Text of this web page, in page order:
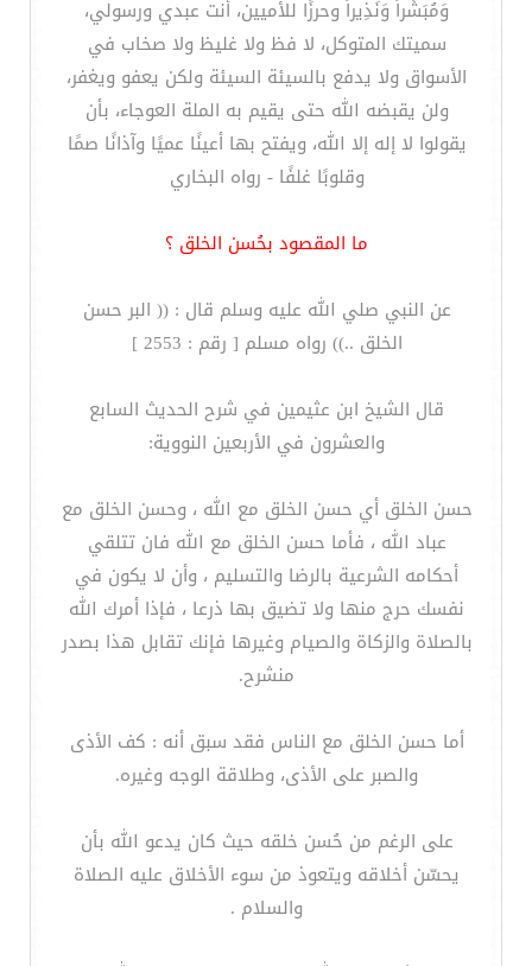
وَمُبَشِّراً وَنَذِيراً وحرزًا للأميين، أنت عبدي ورسولي،
سميتك المتوكل، لا فظ ولا غليظ ولا صخاب في
الأسواق ولا يدفع بالسيئة السيئة ولكن يعفو ويغفر،
ولن يقبضه الله حتى يقيم به الملة العوجاء، بأن
يقولوا لا إله إلا الله، ويفتح بها أعينًا عميًا وآذانًا صمًا
وقلوبًا غلفًا - رواه البخاري
ما المقصود بحُسن الخلق ؟
عن النبي صلي الله عليه وسلم قال : (( البر حسن
الخلق ..)) رواه مسلم [ رقم : 2553 ]
قال الشيخ ابن عثيمين في شرح الحديث السابع
والعشرون في الأربعين النووية:
حسن الخلق أي حسن الخلق مع الله ، وحسن الخلق مع
عباد الله ، فأما حسن الخلق مع الله فان تتلقي
أحكامه الشرعية بالرضا والتسليم ، وأن لا يكون في
نفسك حرج منها ولا تضيق بها ذرعا ، فإذا أمرك الله
بالصلاة والزكاة والصيام وغيرها فإنك تقابل هذا بصدر
منشرح.
أما حسن الخلق مع الناس فقد سبق أنه : كف الأذى
والصبر على الأذى، وطلاقة الوجه وغيره.
على الرغم من حُسن خلقه حيث كان يدعو الله بأن
يحسّن أخلاقه ويتعوذ من سوء الأخلاق عليه الصلاة
والسلام .